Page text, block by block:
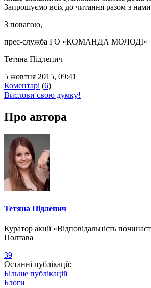
Запрошуємо всіх до читання разом з
З повагою,
прес-служба ГО «КОМАНДА МОЛОДІ»
Тетяна Підлепич
5 жовтня 2015, 09:41
Коментарі (6)
Вислови свою думку!
Про автора
Тетяна Підлепич
Куратор акції «Відповідальність
Полтава
39
Останні публікації:
Більше публікацій
Блоги